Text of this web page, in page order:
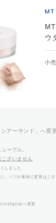
MT
ウ
小
シアーサンド」へ変
ーアル。
ございません
しました
。パフの素材に変更はござ
の12gのみへ変更